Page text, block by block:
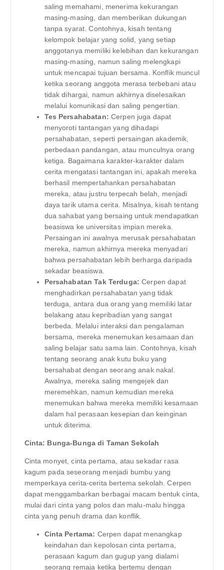
saling memahami, menerima kekurangan
masing-masing, dan memberikan dukungan
tanpa syarat. Contohnya, kisah tentang
kelompok belajar yang solid, yang setiap
anggotanya memiliki kelebihan dan kekurangan
masing-masing, namun saling melengkapi
untuk mencapai tujuan bersama. Konflik muncul
ketika seorang anggota merasa terbebani atau
tidak dihargai, namun akhirnya diselesaikan
melalui komunikasi dan saling pengertian.
Tes Persahabatan: Cerpen juga dapat
menyoroti tantangan yang dihadapi
persahabatan, seperti persaingan akademik,
perbedaan pandangan, atau munculnya orang
ketiga. Bagaimana karakter-karakter dalam
cerita mengatasi tantangan ini, apakah mereka
berhasil mempertahankan persahabatan
mereka, atau justru terpecah belah, menjadi
daya tarik utama cerita. Misalnya, kisah tentang
dua sahabat yang bersaing untuk mendapatkan
beasiswa ke universitas impian mereka.
Persaingan ini awalnya merusak persahabatan
mereka, namun akhirnya mereka menyadari
bahwa persahabatan lebih berharga daripada
sekadar beasiswa.
Persahabatan Tak Terduga: Cerpen dapat
menghadirkan persahabatan yang tidak
terduga, antara dua orang yang memiliki latar
belakang atau kepribadian yang sangat
berbeda. Melalui interaksi dan pengalaman
bersama, mereka menemukan kesamaan dan
saling belajar satu sama lain. Contohnya, kisah
tentang seorang anak kutu buku yang
bersahabat dengan seorang anak nakal.
Awalnya, mereka saling mengejek dan
meremehkan, namun kemudian mereka
menemukan bahwa mereka memiliki kesamaan
dalam hal perasaan kesepian dan keinginan
untuk diterima.
Cinta: Bunga-Bunga di Taman Sekolah
Cinta monyet, cinta pertama, atau sekadar rasa
kagum pada seseorang menjadi bumbu yang
memperkaya cerita-cerita bertema sekolah. Cerpen
dapat menggambarkan berbagai macam bentuk cinta,
mulai dari cinta yang polos dan malu-malu hingga
cinta yang penuh drama dan konflik.
Cinta Pertama: Cerpen dapat menangkap
keindahan dan kepolosan cinta pertama,
perasaan kagum dan gugup yang dialami
seorang remaja ketika bertemu dengan